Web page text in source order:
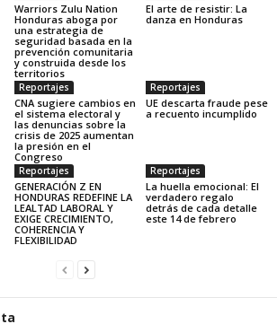
Warriors Zulu Nation
Honduras aboga por
una estrategia de
seguridad basada en la
prevención comunitaria
y construida desde los
territorios
El arte de resistir: La
danza en Honduras
Reportajes
CNA sugiere cambios en
el sistema electoral y
las denuncias sobre la
crisis de 2025 aumentan
la presión en el
Congreso
Reportajes
UE descarta fraude pese
a recuento incumplido
Reportajes
GENERACIÓN Z EN
HONDURAS REDEFINE LA
LEALTAD LABORAL Y
EXIGE CRECIMIENTO,
COHERENCIA Y
FLEXIBILIDAD
Reportajes
La huella emocional: El
verdadero regalo
detrás de cada detalle
este 14 de febrero